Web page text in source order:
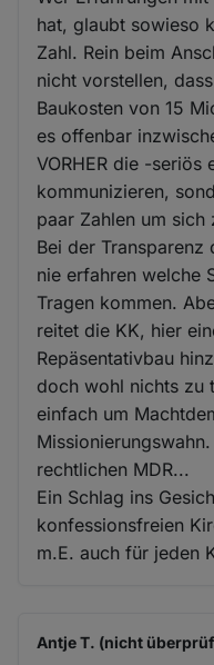
hat, glaubt sowieso
Zahl. Rein beim
nicht vorstellen,
Baukosten von 15
es offenbar
VORHER die -seriös
kommunizieren,
paar Zahlen um sich
Bei der
nie erfahren welche
Tragen kommen.
reitet die KK, hier
Repäsentativbau
doch wohl nichts zu
einfach um
rechtlichen MDR...
Ein Schlag ins
konfessionsfreien
m.E. auch für jeden
Antje T. (nicht